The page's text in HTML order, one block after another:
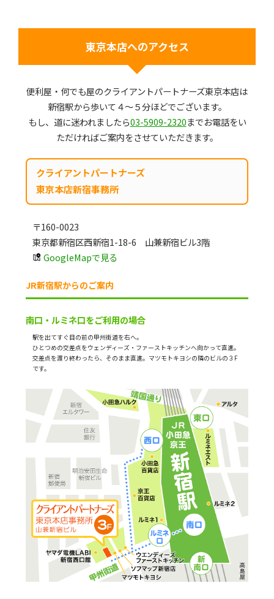
東京本店へのアクセス
便利屋・何でも屋のクライアントパートナーズ東京本店は
新宿駅から歩いて４～５分ほどでございます。
もし、道に迷われましたら03-5909-2320までお電話をい
ただければご案内をさせていただきます。
クライアントパートナーズ
東京本店新宿事務所
〒160-0023
東京都新宿区西新宿1-18-6 山兼新宿ビル3階
GoogleMapで見る
JR新宿駅からのご案内
南口・ルミネ口をご利用の場合
駅を出てすぐ目の前の甲州街道を右へ。
ひとつめの交差点をウェンディーズ・ファーストキッチンへ向かって直進。
交差点を渡り終わったら、そのまま直進。マツモトキヨシの隣のビルの３F
です。